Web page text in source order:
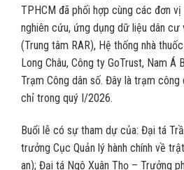
TPHCM đã phối hợp cùng các đơn
nghiên cứu, ứng dụng dữ liệu dân
(Trung tâm RAR), Hệ thống nhà
Long Châu, Công ty GoTrust, Nam Á
Trạm Công dân số. Đây là trạm
chỉ trong quý I/2026.
Buổi lễ có sự tham dự của: Đại tá
trưởng Cục Quản lý hành chính về
an); Đại tá Ngô Xuân Thọ – Trưởng